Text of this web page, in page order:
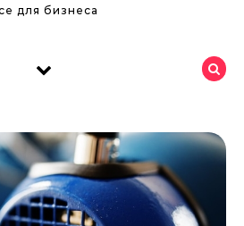
для бизнеса